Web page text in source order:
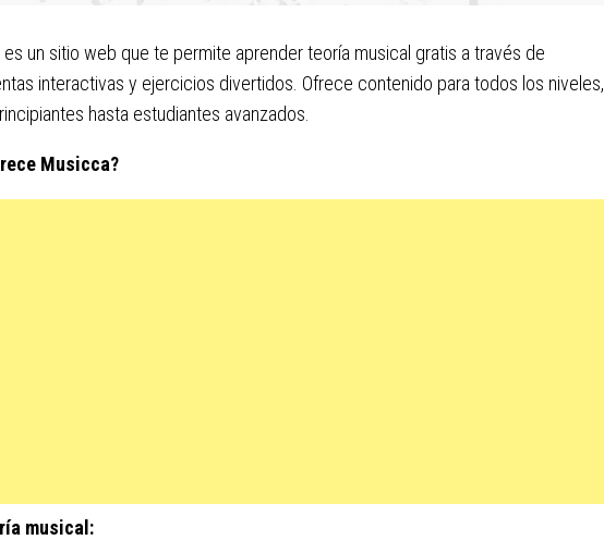
un sitio web que te permite aprender teoría musical gratis a través de
interactivas y ejercicios divertidos. Ofrece contenido para todos los niveles,
hasta estudiantes avanzados.
Musicca?
musical: